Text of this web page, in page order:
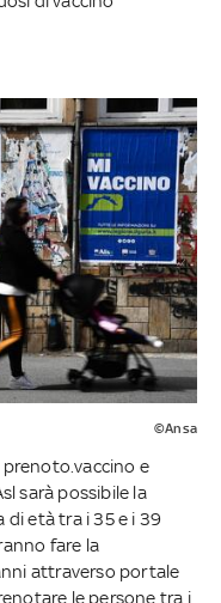
©Ansa
e
sarà possibile la
di età tra i 35 e i 39
fare la
attraverso portale
le persone tra i